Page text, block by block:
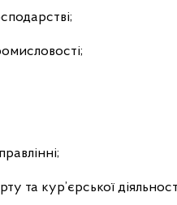
та кур’єрської